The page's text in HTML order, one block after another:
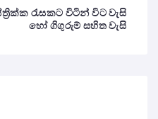
රැසකට විටින් විට වැසි
හෝ ගිගුරුම් සහිත වැසි